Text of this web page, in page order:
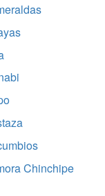
Chinchipe